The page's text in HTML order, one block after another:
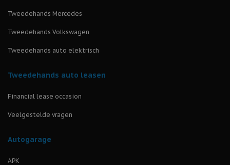
Tweedehands Mercedes
Tweedehands Volkswagen
Tweedehands auto elektrisch
Tweedehands auto leasen
Financial lease occasion
Veelgestelde vragen
Autogarage
APK